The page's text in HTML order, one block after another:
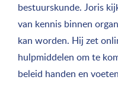
bestuurskunde. Joris
van kennis binnen
kan worden. Hij zet
hulpmiddelen om te
beleid handen en